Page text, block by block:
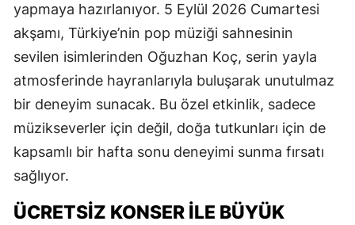
yapmaya hazırlanıyor. 5 Eylül 2026 Cumartesi
akşamı, Türkiye’nin pop müziği sahnesinin
sevilen isimlerinden Oğuzhan Koç, serin yayla
atmosferinde hayranlarıyla buluşarak unutulmaz
bir deneyim sunacak. Bu özel etkinlik, sadece
müzikseverler için değil, doğa tutkunları için de
kapsamlı bir hafta sonu deneyimi sunma fırsatı
sağlıyor.
ÜCRETSİZ KONSER İLE BÜYÜK